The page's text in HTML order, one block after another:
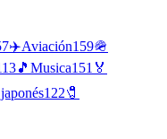
✈️Aviación159🪖
🎵 Musica151 🏅
122🧷